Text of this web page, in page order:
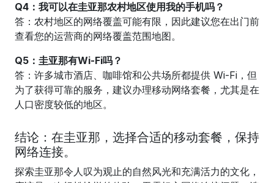
Q4：我可以在圭亚那农村地区使用我的手机吗？
答：农村地区的网络覆盖可能有限，因此建议您在出门前
查看您的运营商的网络覆盖范围地图。
Q5：圭亚那有Wi-Fi吗？
答：许多城市酒店、咖啡馆和公共场所都提供 Wi-Fi，但
为了获得可靠的服务，建议办理移动网络套餐，尤其是在
人口密度较低的地区。
结论：在圭亚那，选择合适的移动套餐，保持
网络连接。
探索圭亚那令人叹为观止的自然风光和充满活力的文化，